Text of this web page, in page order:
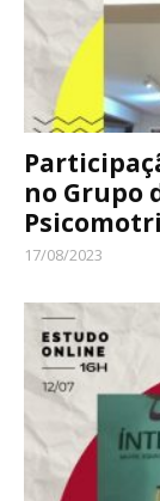
no Grupo
17/08/2023